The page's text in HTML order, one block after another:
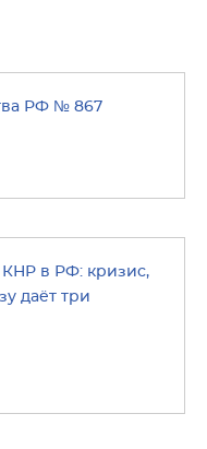
РФ № 867
КНР в РФ: кризис,
даёт три